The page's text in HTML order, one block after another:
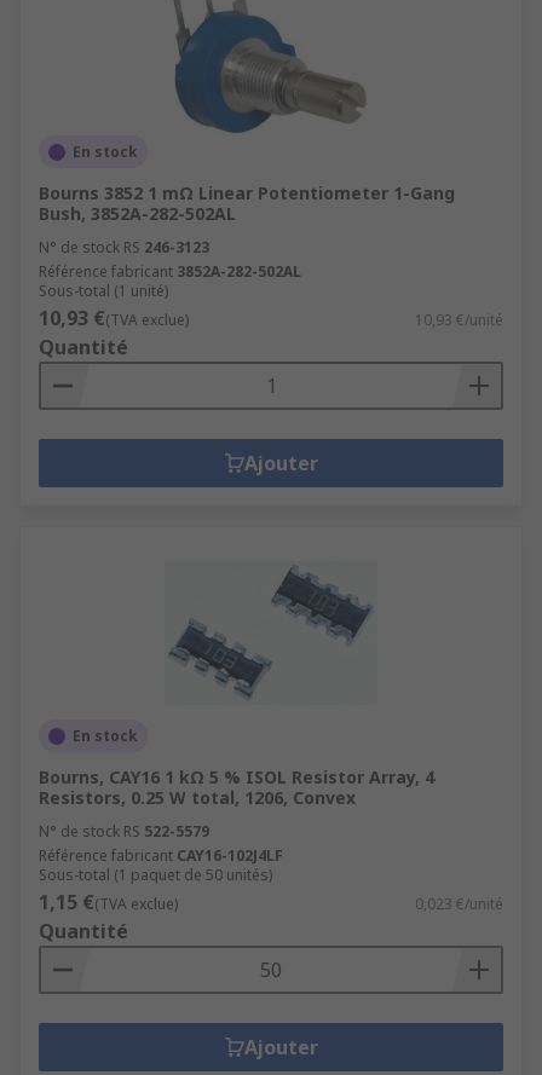
En stock
Bourns 3852 1 mΩ Linear Potentiometer 1-Gang
Bush, 3852A-282-502AL
N° de stock RS 246-3123
Référence fabricant 3852A-282-502AL
Sous-total (1 unité)
10,93 €(TVA exclue) 10,93 €/unité
Quantité
Ajouter
En stock
Bourns, CAY16 1 kΩ 5 % ISOL Resistor Array, 4
Resistors, 0.25 W total, 1206, Convex
N° de stock RS 522-5579
Référence fabricant CAY16-102J4LF
Sous-total (1 paquet de 50 unités)
1,15 €(TVA exclue) 0,023 €/unité
Quantité
Ajouter